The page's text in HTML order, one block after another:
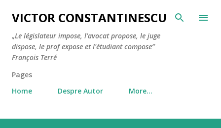
Skip to main content
VICTOR CONSTANTINESCU
„Le législateur impose, l'avocat propose, le juge
dispose, le prof expose et l'étudiant compose”
François Terré
Pages
Home
Despre Autor More…